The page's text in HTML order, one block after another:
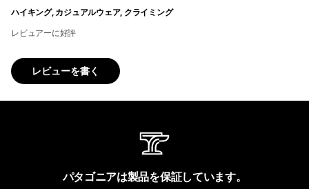
ハイキング, カジュアルウェア, クライミング
レビュアーに好評
レビューを書く
パタゴニアは製品を保証しています。